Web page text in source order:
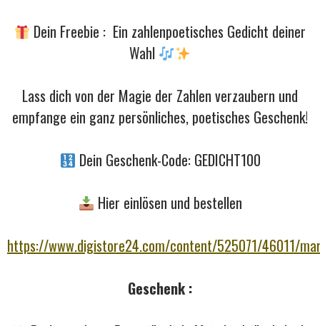
Dein Freebie : Ein zahlenpoetisches Gedicht deiner
Wahl
Lass dich von der Magie der Zahlen verzaubern und
empfange ein ganz persönliches, poetisches Geschenk!
Dein Geschenk-Code: GEDICHT100
Hier einlösen und bestellen
https://www.digistore24.com/content/525071/46011/
Geschenk :